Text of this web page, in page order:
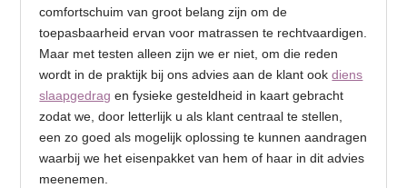
comfortschuim van groot belang zijn om de
toepasbaarheid ervan voor matrassen te rechtvaardigen.
Maar met testen alleen zijn we er niet, om die reden
wordt in de praktijk bij ons advies aan de klant ookdiens
slaapgedrag en fysieke gesteldheid in kaart gebracht
zodat we, door letterlijk u als klant centraal te stellen,
een zo goed als mogelijk oplossing te kunnen aandragen
waarbij we het eisenpakket van hem of haar in dit advies
meenemen.